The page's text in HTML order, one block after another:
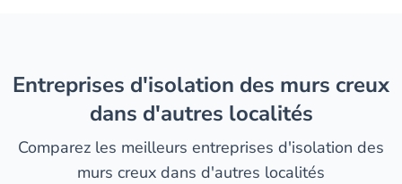
entreprises d'isolation des murs creux
dans d'autres localités
Comparez les meilleurs entreprises d'isolation des
murs creux dans d'autres localités